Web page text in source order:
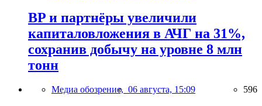
BP и партнёры увеличили
капиталовложения в АЧГ на 31%,
сохранив добычу на уровне 8 млн
тонн
Медиа обозрение, 06 августа, 15:09 596